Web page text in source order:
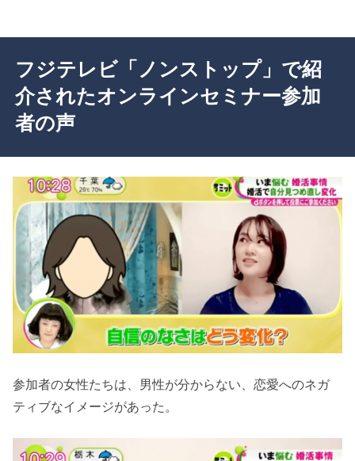
フジテレビ「ノンストップ」で紹
介されたオンラインセミナー参加
者の声
参加者の女性たちは、男性が分からない、恋愛へのネガ
ティブなイメージがあった。